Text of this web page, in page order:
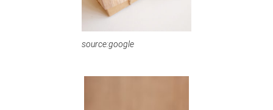
source:google